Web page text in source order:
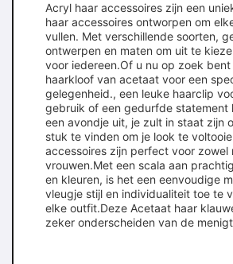
Acryl haar accessoires zijn een
haar accessoires ontworpen om
vullen. Met verschillende soorten,
ontwerpen en maten om uit te
voor iedereen.Of u nu op zoek bent
haarkloof van acetaat voor een
gelegenheid., een leuke haarclip
gebruik of een gedurfde statement
een avondje uit, je zult in staat zijn
stuk te vinden om je look te
accessoires zijn perfect voor zowel
vrouwen.Met een scala aan
en kleuren, is het een eenvoudige
vleugje stijl en individualiteit toe te
elke outfit.Deze Acetaat haar
zeker onderscheiden van de